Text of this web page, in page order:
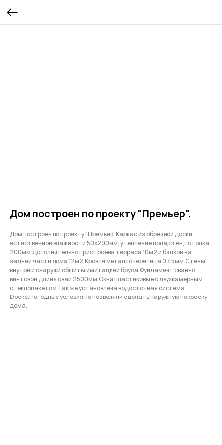
Дом построен по проекту "Премьер".
Дом построен по проекту "Премьер".Каркас из обрезной доски
естественной влажности 50х200мм, утепление пола,стен,потолка
200мм.Дополнительно пристроена терраса 10м2 и балкон на
задней части дома 12м2.Кровля металлочерепица 0,45мм.Стены
внутри и снаружи обшиты имитацией бруса.Фундамент свайно-
винтовой,длина свай 2500мм.Окна пластиковые с двухкамерным
стеклопакетом.Так же установлена водосточная система
Docke.Погодные условия не позволяли сделать наружную покраску
дома.